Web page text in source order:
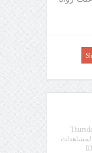
المشاهدات